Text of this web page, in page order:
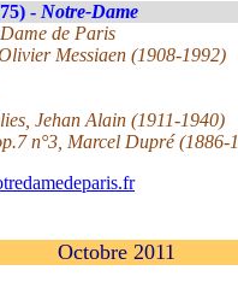
- Notre-Dame
de Paris
Messiaen (1908-1992)
Jehan Alain (1911-1940)
n°3, Marcel Dupré (1886-
Octobre 2011